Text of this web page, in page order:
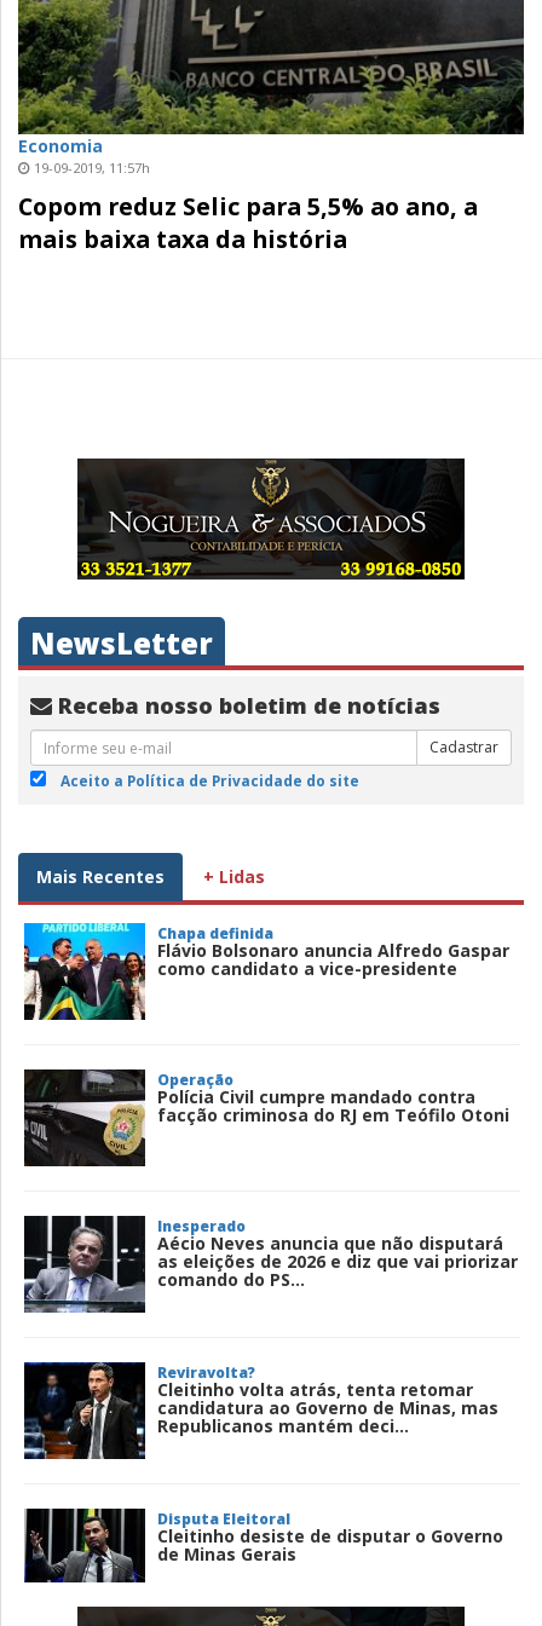
Economia
19-09-2019, 11:57h
Copom reduz Selic para 5,5% ao ano, a
mais baixa taxa da história
NewsLetter
Receba nosso boletim de notícias
Cadastrar
Aceito a Política de Privacidade do site
Mais Recentes + Lidas
Chapa definida
Flávio Bolsonaro anuncia Alfredo Gaspar
como candidato a vice-presidente
Operação
Polícia Civil cumpre mandado contra
facção criminosa do RJ em Teófilo Otoni
Inesperado
Aécio Neves anuncia que não disputará
as eleições de 2026 e diz que vai priorizar
comando do PS...
Reviravolta?
Cleitinho volta atrás, tenta retomar
candidatura ao Governo de Minas, mas
Republicanos mantém deci...
Disputa Eleitoral
Cleitinho desiste de disputar o Governo
de Minas Gerais